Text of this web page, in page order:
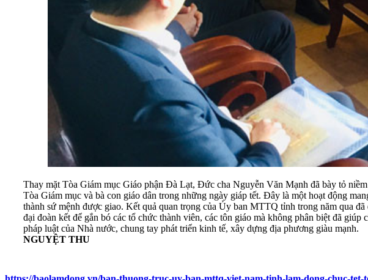
Thay mặt Tòa Giám mục Giáo phận Đà Lạt, Đức cha Nguyễn Văn Mạnh đã bày tỏ
Tòa Giám mục và bà con giáo dân trong những ngày giáp tết. Đây là một hoạt động
thành sứ mệnh được giao. Kết quả quan trọng của Ủy ban MTTQ tỉnh trong năm qua
đại đoàn kết để gắn bó các tổ chức thành viên, các tôn giáo mà không phân biệt đã
pháp luật của Nhà nước, chung tay phát triển kinh tế, xây dựng địa phương giàu mạnh.
NGUYỆT THU